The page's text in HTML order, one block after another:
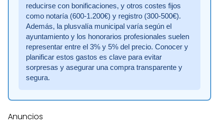
reducirse con bonificaciones, y otros costes fijos
como notaría (600-1.200€) y registro (300-500€).
Además, la plusvalía municipal varía según el
ayuntamiento y los honorarios profesionales suelen
representar entre el 3% y 5% del precio. Conocer y
planificar estos gastos es clave para evitar
sorpresas y asegurar una compra transparente y
segura.
Anuncios